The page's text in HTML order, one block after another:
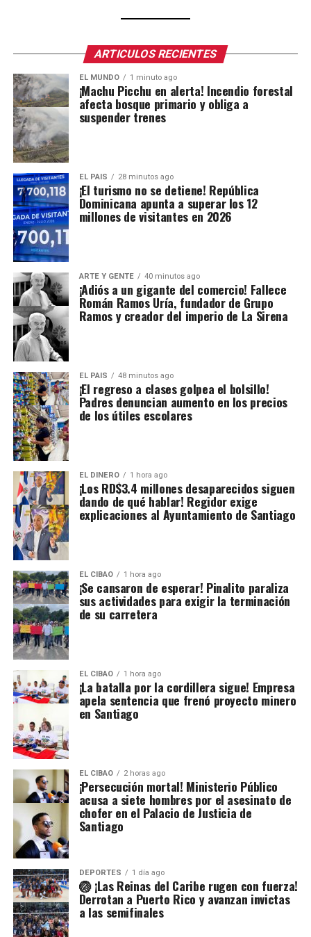
ARTICULOS RECIENTES
EL MUNDO 1 minuto ago
¡Machu Picchu en alerta! Incendio forestal
afecta bosque primario y obliga a
suspender trenes
EL PAIS 28 minutos ago
¡El turismo no se detiene! República
Dominicana apunta a superar los 12
millones de visitantes en 2026
ARTE Y GENTE 40 minutos ago
¡Adiós a un gigante del comercio! Fallece
Román Ramos Uría, fundador de Grupo
Ramos y creador del imperio de La Sirena
EL PAIS 48 minutos ago
¡El regreso a clases golpea el bolsillo!
Padres denuncian aumento en los precios
de los útiles escolares
EL DINERO 1 hora ago
¡Los RD$3.4 millones desaparecidos siguen
dando de qué hablar! Regidor exige
explicaciones al Ayuntamiento de Santiago
EL CIBAO 1 hora ago
¡Se cansaron de esperar! Pinalito paraliza
sus actividades para exigir la terminación
de su carretera
EL CIBAO 1 hora ago
¡La batalla por la cordillera sigue! Empresa
apela sentencia que frenó proyecto minero
en Santiago
EL CIBAO 2 horas ago
¡Persecución mortal! Ministerio Público
acusa a siete hombres por el asesinato de
chofer en el Palacio de Justicia de
Santiago
DEPORTES 1 día ago
🏐 ¡Las Reinas del Caribe rugen con fuerza!
Derrotan a Puerto Rico y avanzan invictas
a las semifinales